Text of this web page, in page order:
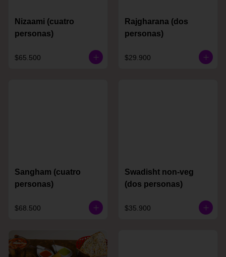
Nizaami (cuatro
personas)
$65.500
Rajgharana (dos
personas)
$29.900
Sangham (cuatro
personas)
$68.500
Swadisht non-veg
(dos personas)
$35.900